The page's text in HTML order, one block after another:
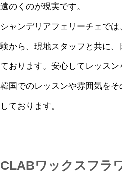
遠のくのが現実です。
シャンデリアフェリーチェで
験から、現地スタッフと共に
ております。安心してレッスン
韓国でのレッスンや雰囲気を
しております。
CLABワックスフラ